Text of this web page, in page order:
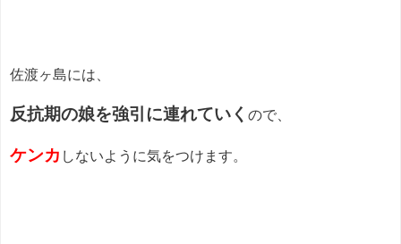
佐渡ヶ島には、
反抗期の娘を強引に連れていく ので、
ケンカ しないように気をつけます。